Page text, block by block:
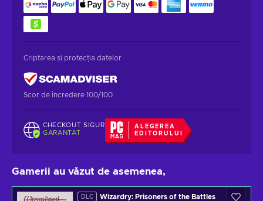
Criptarea și protecția datelor
Scor de încredere 100/100
CHECKOUT SIGUR
GARANTAT
ALEGEREA
EDITORULUI
Gamerii au văzut de asemenea,
DLC
Wizardry: Prisoners of the Battles